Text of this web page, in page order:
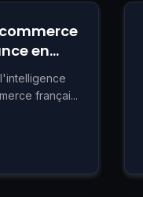
en
françai...